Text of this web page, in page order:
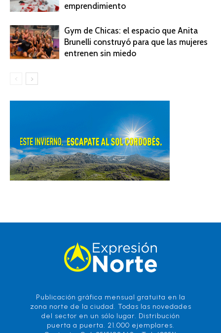
emprendimiento
Gym de Chicas: el espacio que Anita
Brunelli construyó para que las mujeres
entrenen sin miedo
Publicación gráfica mensual gratuita en la
zona norte de la ciudad. Todas las novedades
del sector en un sólo lugar. Distribución
puerta a puerta. 21.000 ejemplares.